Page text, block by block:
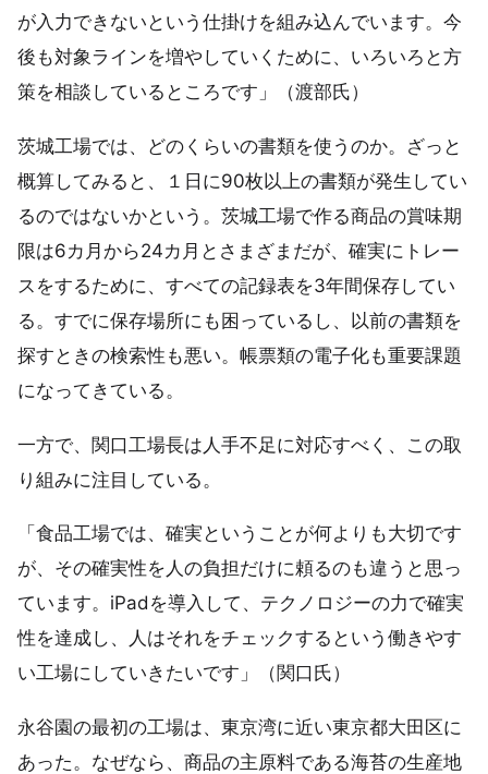
が入力できないという仕掛けを組み込んでいます。今
後も対象ラインを増やしていくために、いろいろと方
策を相談しているところです」（渡部氏）
茨城工場では、どのくらいの書類を使うのか。ざっと
概算してみると、１日に90枚以上の書類が発生してい
るのではないかという。茨城工場で作る商品の賞味期
限は6カ月から24カ月とさまざまだが、確実にトレー
スをするために、すべての記録表を3年間保存してい
る。すでに保存場所にも困っているし、以前の書類を
探すときの検索性も悪い。帳票類の電子化も重要課題
になってきている。
一方で、関口工場長は人手不足に対応すべく、この取
り組みに注目している。
「食品工場では、確実ということが何よりも大切です
が、その確実性を人の負担だけに頼るのも違うと思っ
ています。iPadを導入して、テクノロジーの力で確実
性を達成し、人はそれをチェックするという働きやす
い工場にしていきたいです」（関口氏）
永谷園の最初の工場は、東京湾に近い東京都大田区に
あった。なぜなら、商品の主原料である海苔の生産地